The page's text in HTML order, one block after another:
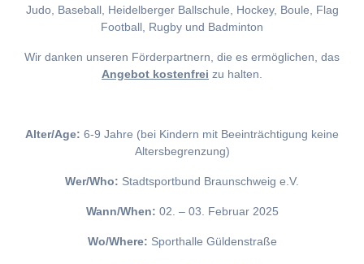
Judo, Baseball, Heidelberger Ballschule, Hockey, Boule, Flag
Football, Rugby und Badminton
Wir danken unseren Förderpartnern, die es ermöglichen, das
Angebot kostenfrei zu halten.
Alter/Age: 6-9 Jahre (bei Kindern mit Beeinträchtigung keine
Altersbegrenzung)
Wer/Who: Stadtsportbund Braunschweig e.V.
Wann/When: 02. – 03. Februar 2025
Wo/Where: Sporthalle Güldenstraße